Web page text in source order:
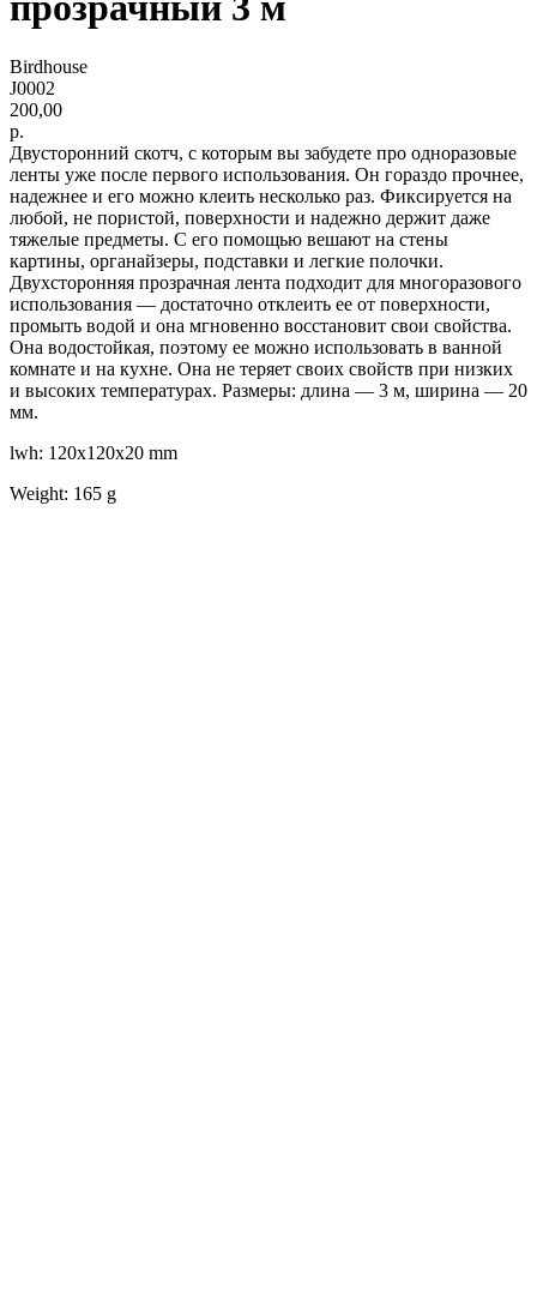
Birdhouse
J0002
200,00
р.
Двусторонний скотч, с которым вы забудете про одноразовые
ленты уже после первого использования. Он гораздо прочнее,
надежнее и его можно клеить несколько раз. Фиксируется на
любой, не пористой, поверхности и надежно держит даже
тяжелые предметы. С его помощью вешают на стены
картины, органайзеры, подставки и легкие полочки.
Двухсторонняя прозрачная лента подходит для многоразового
использования — достаточно отклеить ее от поверхности,
промыть водой и она мгновенно восстановит свои свойства.
Она водостойкая, поэтому ее можно использовать в ванной
комнате и на кухне. Она не теряет своих свойств при низких
и высоких температурах. Размеры: длина — 3 м, ширина — 20
мм.
lwh: 120x120x20 mm
Weight: 165 g